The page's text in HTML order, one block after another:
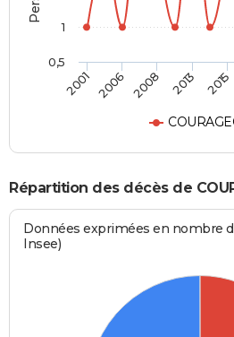
2001 2006 2008 2013 2015
0,5
1
Répartition des décès de
Données exprimées en nombre
Insee)